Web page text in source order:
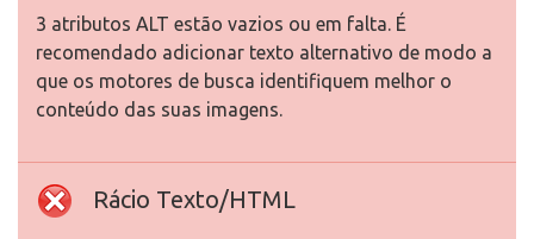
3 atributos ALT estão vazios ou em falta. É
recomendado adicionar texto alternativo de modo a
que os motores de busca identifiquem melhor o
conteúdo das suas imagens.
Rácio Texto/HTML